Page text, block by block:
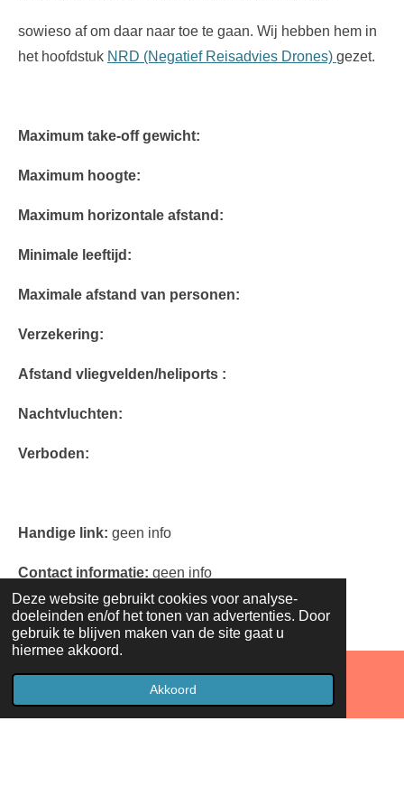
Deze website gebruikt cookies voor analyse-
doeleinden en/of het tonen van advertenties. Door
gebruik te blijven maken van de site gaat u
hiermee akkoord.
Akkoord
sowieso af om daar naar toe te gaan. Wij hebben hem in
het hoofdstuk NRD (Negatief Reisadvies Drones) gezet.
Maximum take-off gewicht:
Maximum hoogte:
Maximum horizontale afstand:
Minimale leeftijd:
Maximale afstand van personen:
Verzekering:
Afstand vliegvelden/heliports :
Nachtvluchten:
Verboden:
Handige link: geen info
Contact informatie: geen info
Facebook